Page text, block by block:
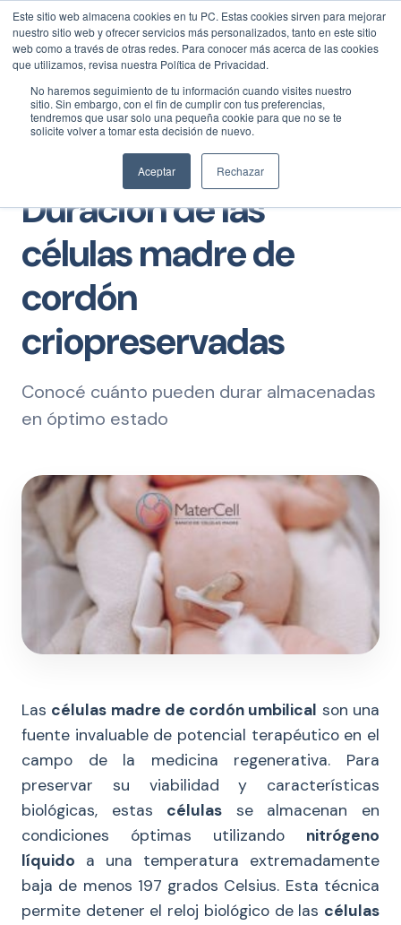
Este sitio web almacena cookies en tu PC. Estas cookies sirven para mejorar
nuestro sitio web y ofrecer servicios más personalizados, tanto en este sitio
web como a través de otras redes. Para conocer más acerca de las cookies
que utilizamos, revisa nuestra Política de Privacidad.
No haremos seguimiento de tu información cuando visites nuestro
sitio. Sin embargo, con el fin de cumplir con tus preferencias,
tendremos que usar solo una pequeña cookie para que no se te
solicite volver a tomar esta decisión de nuevo.
Aceptar Rechazar
NUEVAS CONTRATACIONES 0800 444 6283/ 5491 7344
RECOLECCIÓN MUESTRAS 11 5044 6033/11 3097 2442
ATENCIÓN MATERCELL 0800 888 0014
Duración de las
células madre de
cordón
criopreservadas
Conocé cuánto pueden durar almacenadas
en óptimo estado
Las células madre de cordón umbilical son una
fuente invaluable de potencial terapéutico en el
campo de la medicina regenerativa. Para
preservar su viabilidad y características
biológicas, estas células se almacenan en
condiciones óptimas utilizando nitrógeno
líquido a una temperatura extremadamente
baja de menos 197 grados Celsius. Esta técnica
permite detener el reloj biológico de las células